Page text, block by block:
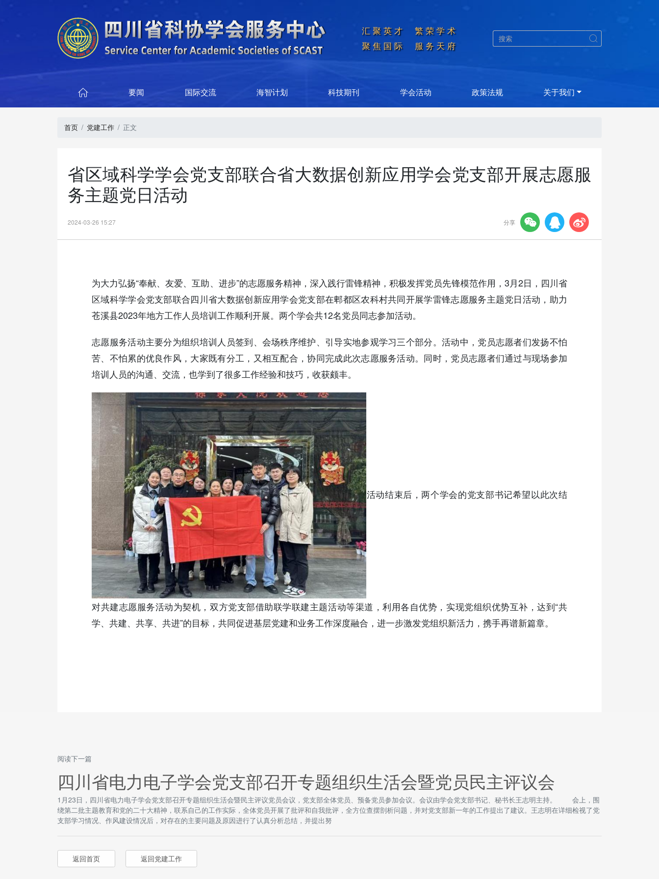
汇聚英才  繁荣学术
聚焦国际  服务天府

 要闻 国际交流 海智计划 科技期刊 学会活动 政策法规 关于我们
首页 党建工作 正文
省区域科学学会党支部联合省大数据创新应用学会党支部开展志愿服
务主题党日活动
2024-03-26 15:27 分享   
为大力弘扬“奉献、友爱、互助、进步”的志愿服务精神，深入践行雷锋精神，积极发挥党员先锋模范作用，3月2日，四川省
区域科学学会党支部联合四川省大数据创新应用学会党支部在郫都区农科村共同开展学雷锋志愿服务主题党日活动，助力
苍溪县2023年地方工作人员培训工作顺利开展。两个学会共12名党员同志参加活动。
志愿服务活动主要分为组织培训人员签到、会场秩序维护、引导实地参观学习三个部分。活动中，党员志愿者们发扬不怕
苦、不怕累的优良作风，大家既有分工，又相互配合，协同完成此次志愿服务活动。同时，党员志愿者们通过与现场参加
培训人员的沟通、交流，也学到了很多工作经验和技巧，收获颇丰。
活动结束后，两个学会的党支部书记希望以此次结
对共建志愿服务活动为契机，双方党支部借助联学联建主题活动等渠道，利用各自优势，实现党组织优势互补，达到“共
学、共建、共享、共进”的目标，共同促进基层党建和业务工作深度融合，进一步激发党组织新活力，携手再谱新篇章。
阅读下一篇
四川省电力电子学会党支部召开专题组织生活会暨党员民主评议会
1月23日，四川省电力电子学会党支部召开专题组织生活会暨民主评议党员会议，党支部全体党员、预备党员参加会议。会议由学会党支部书记、秘书长王志明主持。 会上，围
绕第二批主题教育和党的二十大精神，联系自己的工作实际，全体党员开展了批评和自我批评，全方位查摆剖析问题，并对党支部新一年的工作提出了建议。王志明在详细检视了党
支部学习情况、作风建设情况后，对存在的主要问题及原因进行了认真分析总结，并提出努
返回首页 返回党建工作